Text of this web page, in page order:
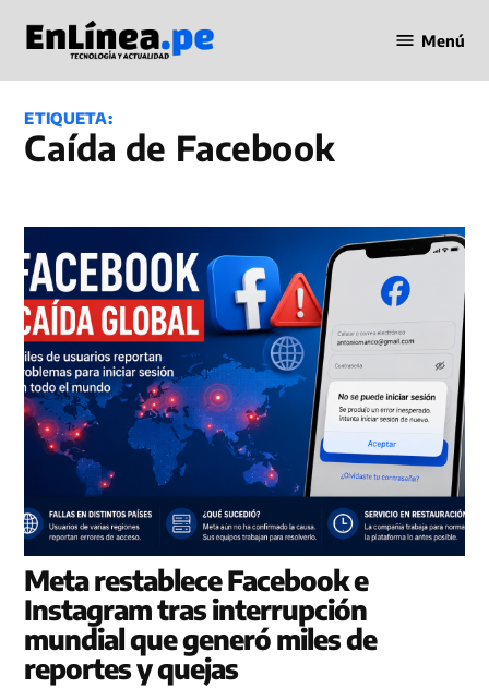
contenido
en Línea
Menú
ETIQUETA:
Caída de Facebook
Meta restablece Facebook e
Instagram tras interrupción
mundial que generó miles de
reportes y quejas